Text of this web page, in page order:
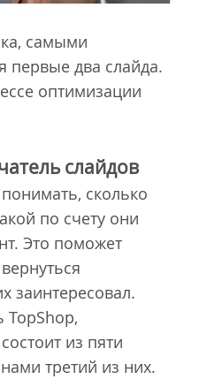
самыми
первые два слайда.
оптимизации
слайдов
сколько
по счету они
Это поможет
заинтересовал.
TopShop,
из пяти
третий из них.